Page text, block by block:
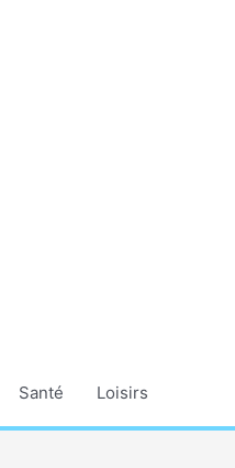
Santé Loisirs